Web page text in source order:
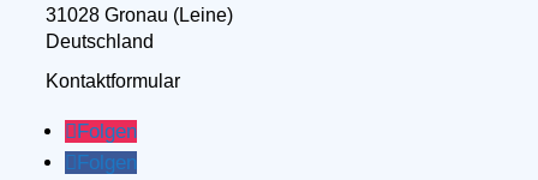
31028 Gronau (Leine)
Deutschland
Kontaktformular
Folgen
Folgen